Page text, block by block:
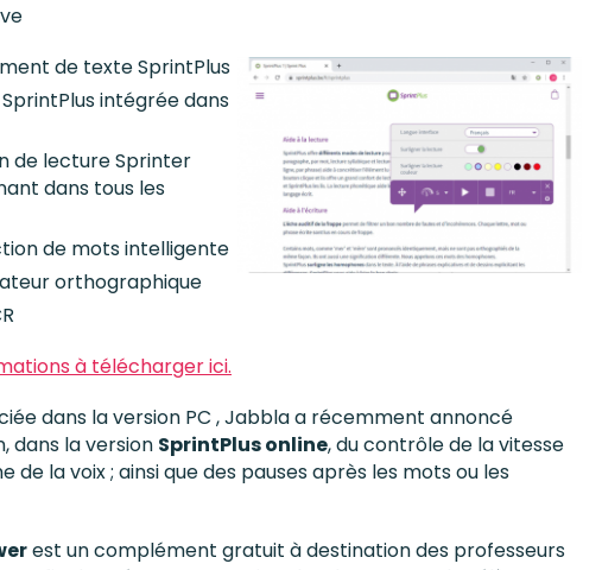
de texte SprintPlus
intégrée dans
de lecture Sprinter
dans tous les
de mots intelligente
orthographique
à télécharger ici.
dans la version PC , Jabbla a récemment annoncé
dans la version SprintPlus online, du contrôle de la vitesse
de la voix ; ainsi que des pauses après les mots ou les
est un complément gratuit à destination des professeurs